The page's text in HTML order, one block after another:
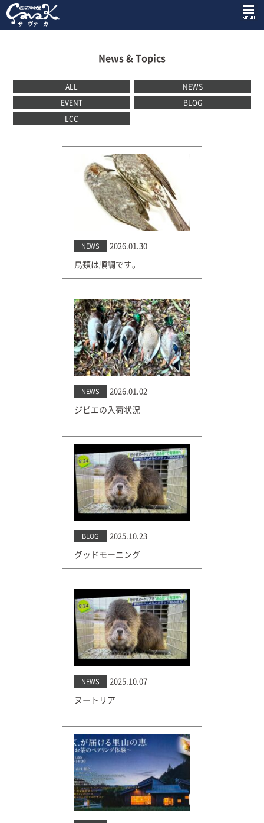
News & Topics
ALL
NEWS
EVENT
BLOG
LCC
NEWS 2026.01.30
鳥類は順調です。
NEWS 2026.01.02
ジビエの入荷状況
BLOG 2025.10.23
グッドモーニング
NEWS 2025.10.07
ヌートリア